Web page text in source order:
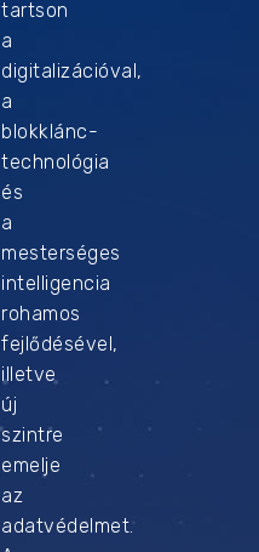
tartson
a
digitalizációval,
a
blokklánc-
technológia
és
a
mesterséges
intelligencia
rohamos
fejlődésével,
illetve
új
szintre
emelje
az
adatvédelmet.